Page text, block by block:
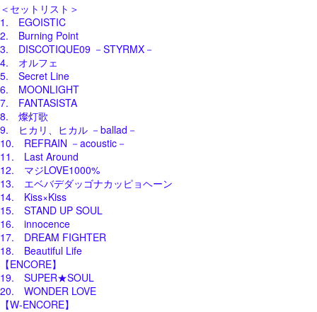
＜セットリスト＞
1. EGOISTIC
2. Burning Point
3. DISCOTIQUE09 －STYRMX－
4. オルフェ
5. Secret Line
6. MOONLIGHT
7. FANTASISTA
8. 燦灯歌
9. ヒカリ、ヒカル －ballad－
10. REFRAIN －acoustic－
11. Last Around
12. マジLOVE1000%
13. エベバデダッゴナカッピョヘーン
14. Kiss×Kiss
15. STAND UP SOUL
16. innocence
17. DREAM FIGHTER
18. Beautiful Life
【ENCORE】
19. SUPER★SOUL
20. WONDER LOVE
【W-ENCORE】